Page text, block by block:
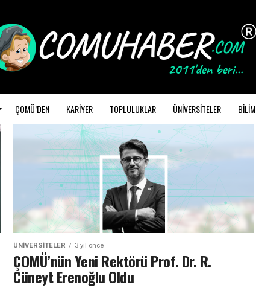
ÇOMÜ’DEN KARİYER TOPLULUKLAR ÜNİVERSİTELER BİLİM
ÜNIVERSITELER 3 yıl önce
ÇOMÜ’nün Yeni Rektörü Prof. Dr. R.
Cüneyt Erenoğlu Oldu